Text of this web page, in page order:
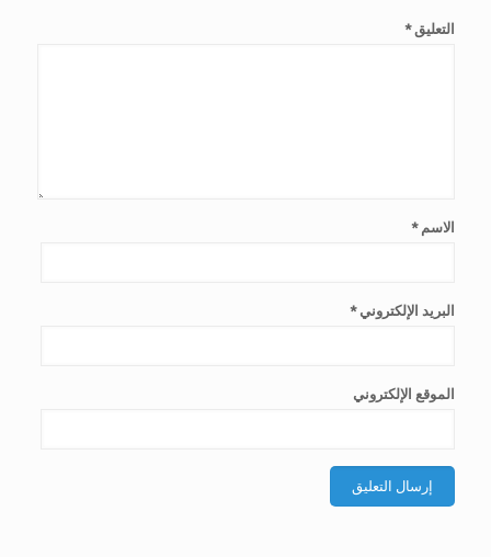
التعليق*
الاسم*
البريد الإلكتروني*
الموقع الإلكتروني